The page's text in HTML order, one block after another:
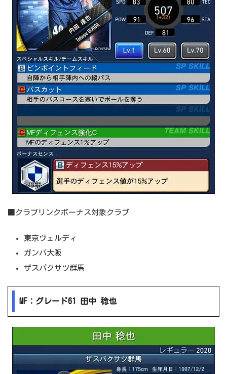
■クラブリンクボーナス対象クラブ
東京ヴェルディ
ガンバ大阪
ザスパクサツ群馬
MF：グレード61 田中 稔也